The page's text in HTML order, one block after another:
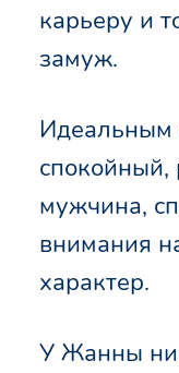
карьеру и
замуж.
Идеальным
спокойный,
мужчина,
внимания
характер.
У Жанны